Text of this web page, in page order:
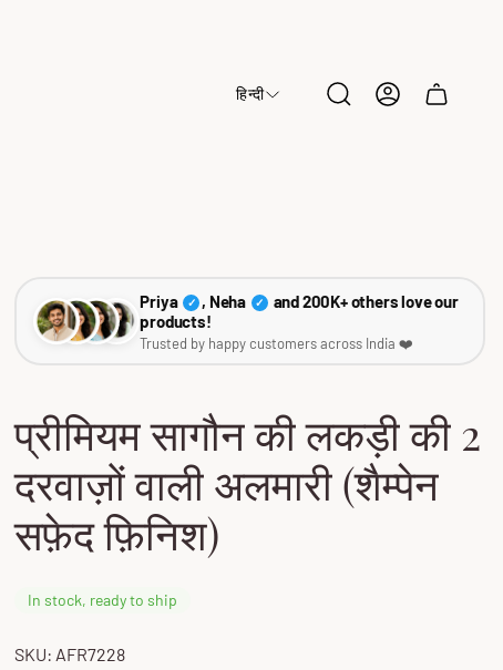
हिन्दी
Cart
Priya ✓ , Neha ✓
and 200K+ others love our
products!
Trusted by happy customers across India ❤️
प्रीमियम सागौन की लकड़ी की 2
दरवाज़ों वाली अलमारी (शैम्पेन
सफ़ेद फ़िनिश)
In stock, ready to ship
SKU: AFR7228